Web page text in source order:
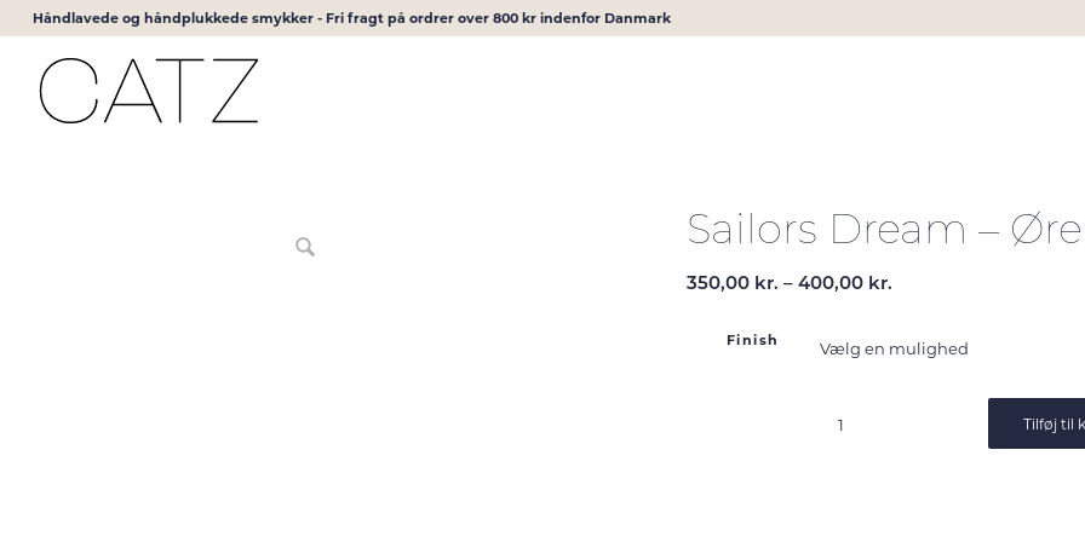
Håndlavede og håndplukkede smykker - Fri fragt på ordrer over 800 kr indenfor Danmark
Sailors Dream –
350,00 kr. – 400,00 kr.
Finish
Tilføj til